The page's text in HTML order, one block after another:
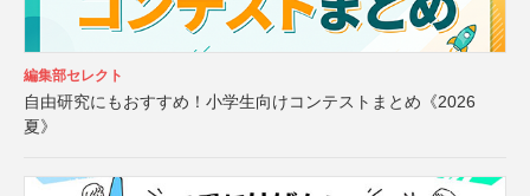
編集部セレクト
自由研究にもおすすめ！小学生向けコンテストまとめ《2026
夏》